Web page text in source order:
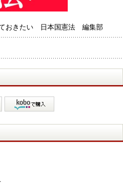
ておきたい 日本国憲法 編集部